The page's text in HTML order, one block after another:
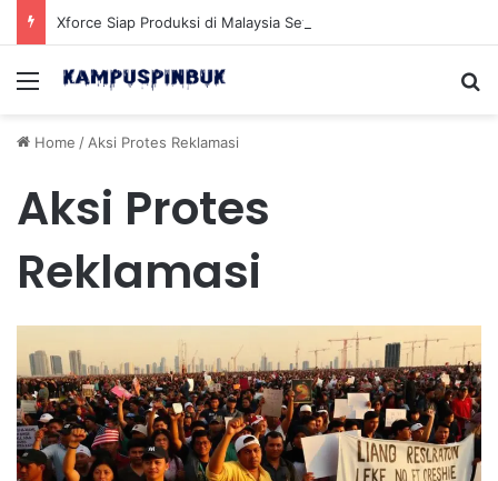
Menu
Home /Aksi Protes Reklamasi
Aksi Protes
Reklamasi